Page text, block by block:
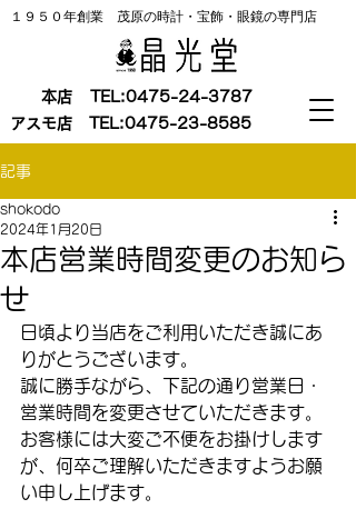
TEL:0475-24-3787
本店
TEL:0475-23-8585
アスモ店
１９５０年創業 茂原の時計・宝飾・眼鏡の専門店
記事
本店営業時間変更のお知ら
せ
shokodo
2024年1月20日
日頃より当店をご利用いただき誠にあ
りがとうございます。
誠に勝手ながら、下記の通り営業日・
営業時間を変更させていただきます。
お客様には大変ご不便をお掛けします
が、何卒ご理解いただきますようお願
い申し上げます。